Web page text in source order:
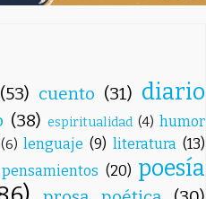
(53) cuento (31) diario
(38) espiritualidad (4) humor
(6) lenguaje (9) literatura (13)
pensamientos (20) poesía